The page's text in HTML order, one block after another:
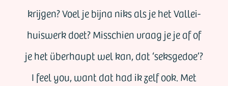
krijgen? Voel je bijna niks als je het Vallei-
huiswerk doet? Misschien vraag je je af of
je het überhaupt wel kan, dat ‘seksgedoe’?
I feel you, want dat had ik zelf ook. Met